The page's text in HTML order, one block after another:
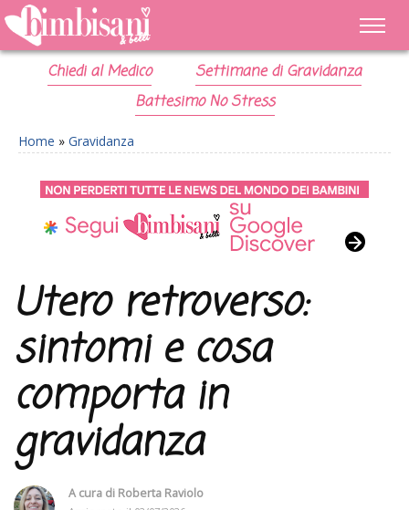
Chiedi al Medico
Settimane di Gravidanza
Battesimo No Stress
Home » Gravidanza
Utero retroverso:
sintomi e cosa
comporta in
gravidanza
A cura di Roberta Raviolo